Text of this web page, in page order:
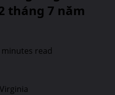
tháng 7 năm
minutes read